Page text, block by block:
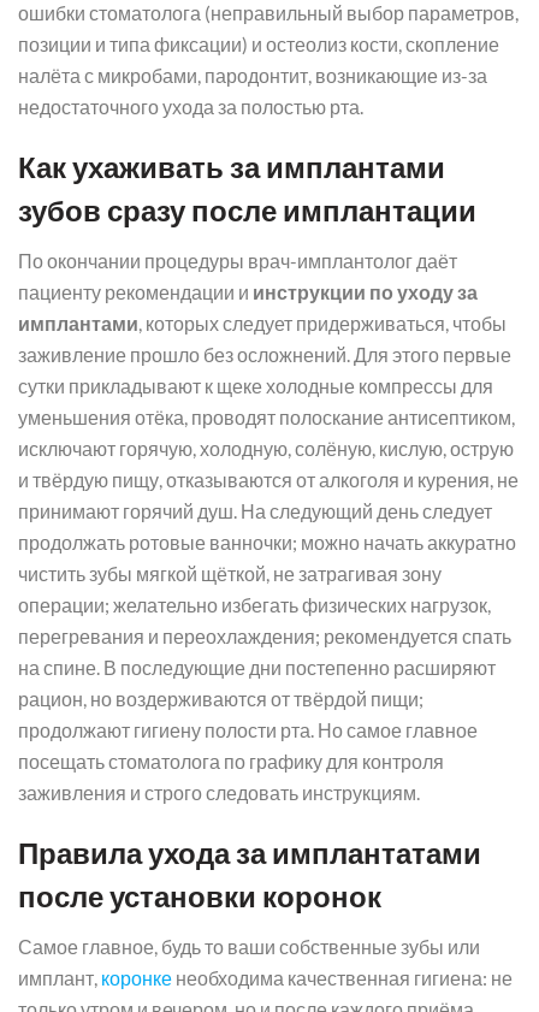
ошибки стоматолога (неправильный выбор параметров,
позиции и типа фиксации) и остеолиз кости, скопление
налёта с микробами, пародонтит, возникающие из-за
недостаточного ухода за полостью рта.
Как ухаживать за имплантами
зубов сразу после имплантации
По окончании процедуры врач-имплантолог даёт
пациенту рекомендации и инструкции по уходу за
имплантами, которых следует придерживаться, чтобы
заживление прошло без осложнений. Для этого первые
сутки прикладывают к щеке холодные компрессы для
уменьшения отёка, проводят полоскание антисептиком,
исключают горячую, холодную, солёную, кислую, острую
и твёрдую пищу, отказываются от алкоголя и курения, не
принимают горячий душ. На следующий день следует
продолжать ротовые ванночки; можно начать аккуратно
чистить зубы мягкой щёткой, не затрагивая зону
операции; желательно избегать физических нагрузок,
перегревания и переохлаждения; рекомендуется спать
на спине. В последующие дни постепенно расширяют
рацион, но воздерживаются от твёрдой пищи;
продолжают гигиену полости рта. Но самое главное
посещать стоматолога по графику для контроля
заживления и строго следовать инструкциям.
Правила ухода за имплантатами
после установки коронок
Самое главное, будь то ваши собственные зубы или
имплант, коронке необходима качественная гигиена: не